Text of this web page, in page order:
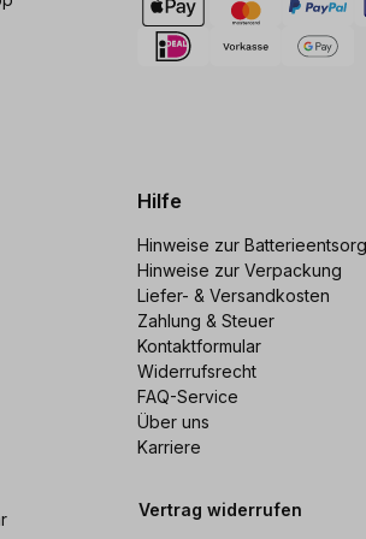
Hilfe
Hinweise zur
Hinweise zur Verpackung
Liefer- & Versandkosten
Zahlung & Steuer
Kontaktformular
Widerrufsrecht
FAQ-Service
Über uns
Karriere
Vertrag widerrufen